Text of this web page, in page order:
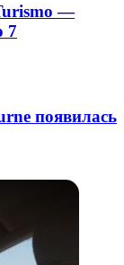
—
7
появилась